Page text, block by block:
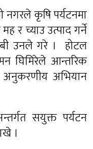
कृषि पर्यटनमा
र च्याउ उत्पाद गर्ने
उनले गरे । होटल
घिमिरेले आन्तरिक
अनुकरणीय अभियान
सयुक्त पर्यटन
।